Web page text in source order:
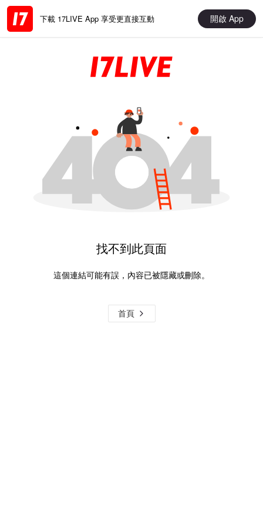
下載 17LIVE App 享受更直接互動 開啟 App
找不到此頁面
這個連結可能有誤，內容已被隱藏或刪除。
首頁